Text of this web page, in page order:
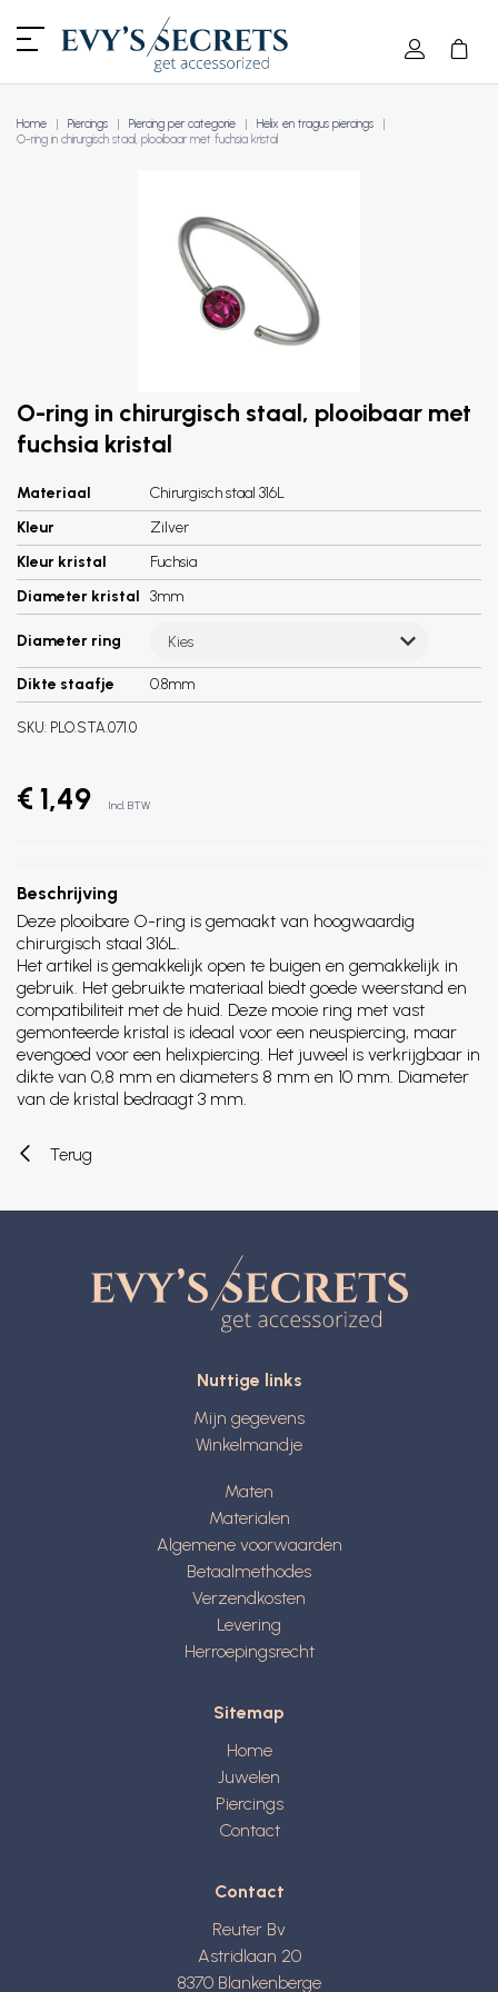
Home Piercings Piercing per categorie
Helix en tragus piercings
O-ring in chirurgisch staal, plooibaar met fuchsia kristal
O-ring in chirurgisch staal, plooibaar met
fuchsia kristal
Materiaal
Chirurgisch staal 316L
Kleur
Zilver
Kleur kristal
Fuchsia
Diameter kristal 3mm
Diameter ring Kies
Dikte staafje 0.8mm
SKU: PLO.STA.071.0
€ 1,49 Incl. BTW
Beschrijving
Deze plooibare O-ring is gemaakt van hoogwaardig
chirurgisch staal 316L.
Het artikel is gemakkelijk open te buigen en gemakkelijk in
gebruik. Het gebruikte materiaal biedt goede weerstand en
compatibiliteit met de huid. Deze mooie ring met vast
gemonteerde kristal is ideaal voor een neuspiercing, maar
evengoed voor een helixpiercing. Het juweel is verkrijgbaar in
dikte van 0,8 mm en diameters 8 mm en 10 mm. Diameter
van de kristal bedraagt 3 mm.
Terug
Nuttige links
Mijn gegevens
Winkelmandje
Maten
Materialen
Algemene voorwaarden
Betaalmethodes
Verzendkosten
Levering
Herroepingsrecht
Sitemap
Home
Juwelen
Piercings
Contact
Contact
Reuter Bv
Astridlaan 20
8370 Blankenberge